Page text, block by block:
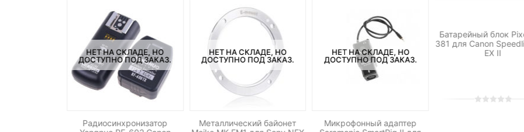
НЕТ НА СКЛАДЕ, НО
ДОСТУПНО ПОД ЗАКАЗ.
Радиосинхронизатор
НЕТ НА СКЛАДЕ, НО
ДОСТУПНО ПОД ЗАКАЗ.
Металлический байонет
НЕТ НА СКЛАДЕ, НО
ДОСТУПНО ПОД ЗАКАЗ.
Микрофонный адаптер
Батарейный блок
381 для Canon
EX II